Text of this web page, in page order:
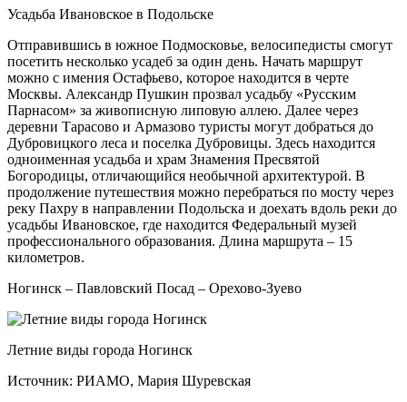
Усадьба Ивановское в Подольске
Отправившись в южное Подмосковье, велосипедисты смогут
посетить несколько усадеб за один день. Начать маршрут
можно с имения Остафьево, которое находится в черте
Москвы. Александр Пушкин прозвал усадьбу «Русским
Парнасом» за живописную липовую аллею. Далее через
деревни Тарасово и Армазово туристы могут добраться до
Дубровицкого леса и поселка Дубровицы. Здесь находится
одноименная усадьба и храм Знамения Пресвятой
Богородицы, отличающийся необычной архитектурой. В
продолжение путешествия можно перебраться по мосту через
реку Пахру в направлении Подольска и доехать вдоль реки до
усадьбы Ивановское, где находится Федеральный музей
профессионального образования. Длина маршрута – 15
километров.
Ногинск – Павловский Посад – Орехово-Зуево
Летние виды города Ногинск
Источник: РИАМО, Мария Шуревская